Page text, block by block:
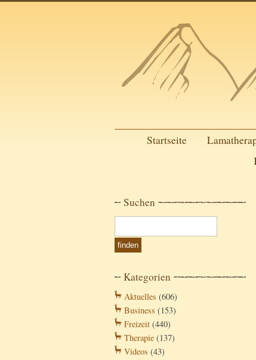
Startseite
Suchen
Kategorien
Aktuelles (606)
Business (153)
Freizeit (440)
Therapie (137)
Videos (43)